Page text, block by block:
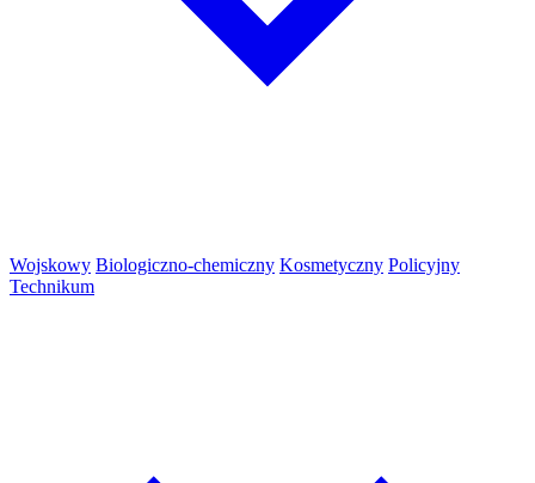
Wojskowy Biologiczno-chemiczny Kosmetyczny Policyjny
Technikum